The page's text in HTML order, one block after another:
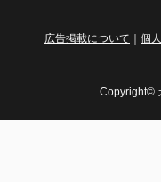
広告掲載について ｜ 個
Copyright©